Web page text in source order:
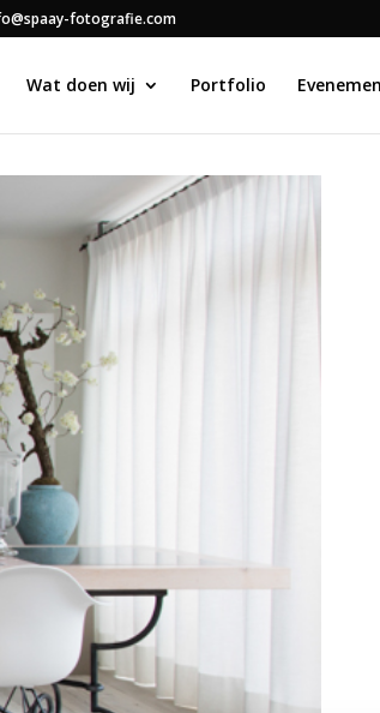
fotografie.com
Wat doen wij Portfolio